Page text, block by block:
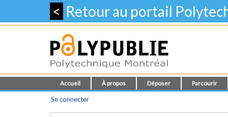
< Retour au portail
Accueil À propos Déposer Parcourir
Se connecter